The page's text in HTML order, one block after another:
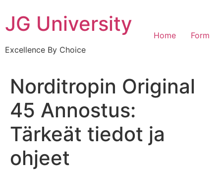
content
JG University
Excellence By Choice
Home Form
Norditropin Original
45 Annostus:
Tärkeät tiedot ja
ohjeet